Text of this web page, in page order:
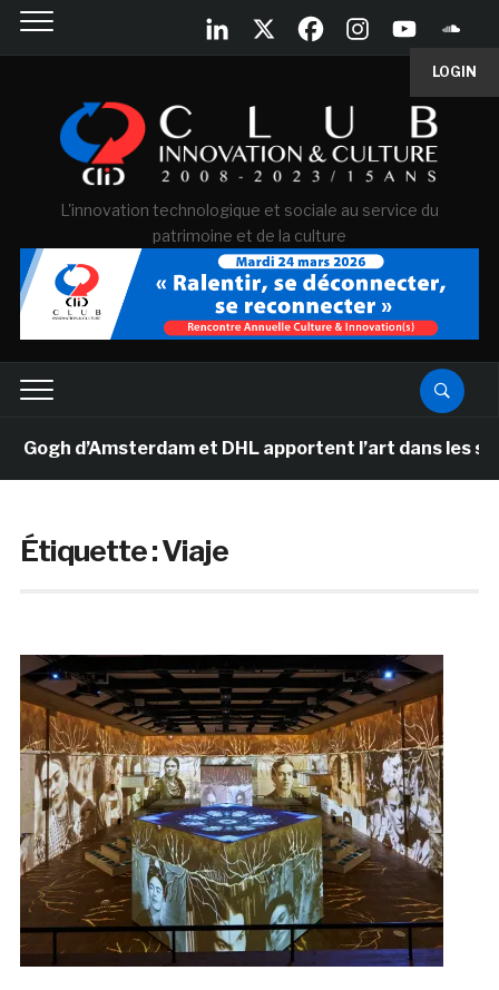
LOGIN
L'innovation technologique et sociale au service du
patrimoine et de la culture
d’Amsterdam et DHL apportent l’art dans les
Étiquette :Viaje